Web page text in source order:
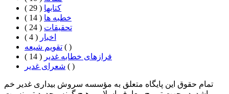
كتابها ( 29 )
خطبه ها ( 14 )
تحقيقات ( 24 )
اخبار ( 4 )
تقویم شیعه ( )
فرازهای خطابه غدیر ( 14 )
شعرای غدیر ( )
تمام حقوق این پایگاه متعلق به مؤسسه سروش بیداری غدیر خم